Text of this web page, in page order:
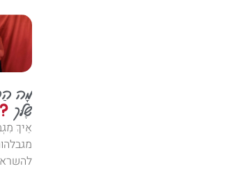
מָה
שֶׁלּך
אֵיךְ